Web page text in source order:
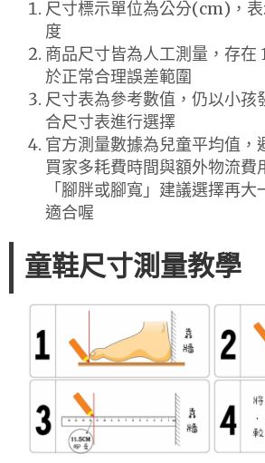
尺寸標示單位為公分(cm)，
度
商品尺寸皆為人工測量，存在
於正常合理誤差範圍
尺寸表為參考數值，仍以小孩
合尺寸表進行選擇
官方測量數據為兒童平均值，
買家多耗費時間與額外物流費
「腳胖或腳寬」建議選擇再
適合喔
童鞋尺寸測量教學